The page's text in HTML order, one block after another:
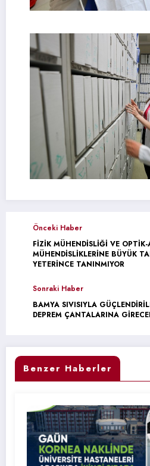
Önceki Haber
FİZİK MÜHENDİSLİĞİ VE OPTİK-
MÜHENDİSLİKLERİNE BÜYÜK
YETERİNCE TANINMIYOR
Sonraki Haber
BAMYA SIVISIYLA
DEPREM ÇANTALARINA
Benzer Haberler